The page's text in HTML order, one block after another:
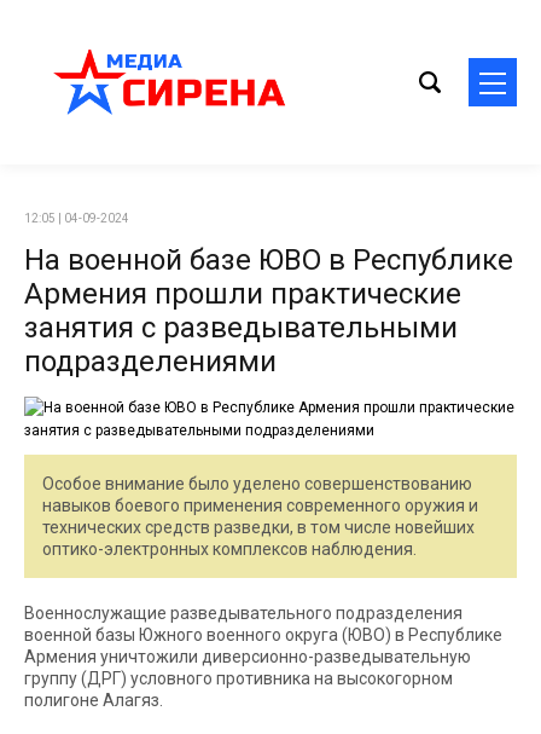
12:05 | 04-09-2024
На военной базе ЮВО в Республике
Армения прошли практические
занятия с разведывательными
подразделениями
Особое внимание было уделено совершенствованию
навыков боевого применения современного оружия и
технических средств разведки, в том числе новейших
оптико-электронных комплексов наблюдения.
Военнослужащие разведывательного подразделения
военной базы Южного военного округа (ЮВО) в Республике
Армения уничтожили диверсионно-разведывательную
группу (ДРГ) условного противника на высокогорном
полигоне Алагяз.